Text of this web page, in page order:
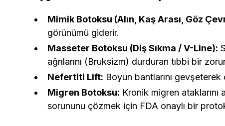
Mimik Botoksu (Alın, Kaş Arası, Göz
görünümü giderir.
Masseter Botoksu (Diş Sıkma / V-Line):
ağrılarını (Bruksizm) durduran tıbbi bir
Nefertiti Lift: Boyun bantlarını gevşeterek
Migren Botoksu: Kronik migren
sorununu çözmek için FDA onaylı bir